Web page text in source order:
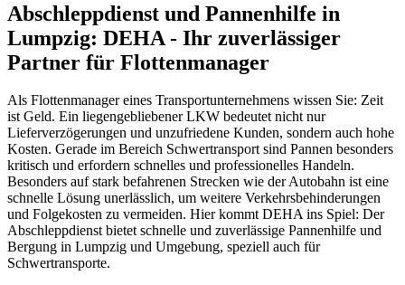
Abschleppdienst und Pannenhilfe in
Lumpzig: DEHA - Ihr zuverlässiger
Partner für Flottenmanager
Als Flottenmanager eines Transportunternehmens wissen Sie: Zeit
ist Geld. Ein liegengebliebener LKW bedeutet nicht nur
Lieferverzögerungen und unzufriedene Kunden, sondern auch hohe
Kosten. Gerade im Bereich Schwertransport sind Pannen besonders
kritisch und erfordern schnelles und professionelles Handeln.
Besonders auf stark befahrenen Strecken wie der Autobahn ist eine
schnelle Lösung unerlässlich, um weitere Verkehrsbehinderungen
und Folgekosten zu vermeiden. Hier kommt DEHA ins Spiel: Der
Abschleppdienst bietet schnelle und zuverlässige Pannenhilfe und
Bergung in Lumpzig und Umgebung, speziell auch für
Schwertransporte.